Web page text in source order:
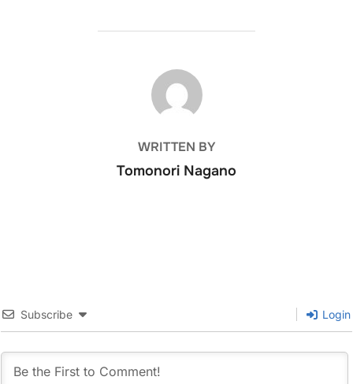
POST AUTHOR
WRITTEN BY
Tomonori Nagano
Subscribe Login